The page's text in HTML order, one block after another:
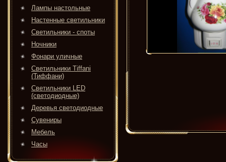
Лампы настольные
Настенные светильники
Светильники - споты
Ночники
Фонари уличные
Светильники Tiffani
(Тиффани)
Светильники LED
(светодиодные)
Деревья светодиодные
Сувениры
Мебель
Часы